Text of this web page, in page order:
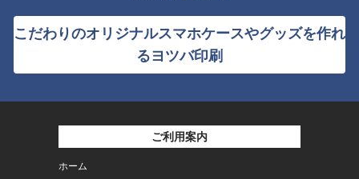
こだわりのオリジナルスマホケースやグッズを作れ
るヨツバ印刷
ご利用案内
ホーム